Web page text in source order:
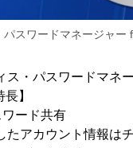
スワードマネージャー
ス・パスワードマネ
】
ード共有
たアカウント情報は